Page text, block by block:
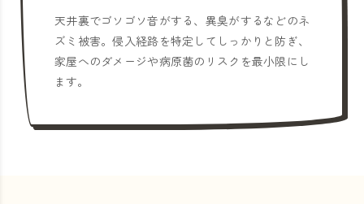
天井裏でゴソゴソ音がする、異臭がするなどのネ
ズミ被害。侵入経路を特定してしっかりと防ぎ、
家屋へのダメージや病原菌のリスクを最小限にし
ます。